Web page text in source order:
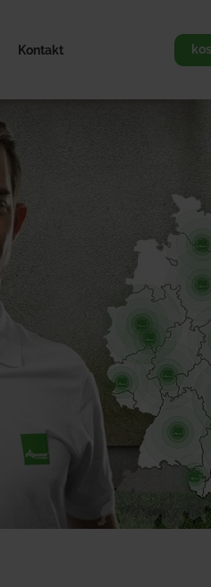
Kontakt